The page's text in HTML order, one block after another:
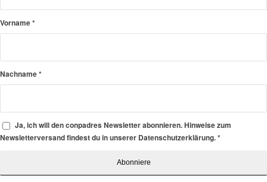
Vorname*
Nachname*
Ja, ich will den conpadres Newsletter abonnieren. Hinweise zum
Newsletterversand findest du in unserer Datenschutzerklärung.*